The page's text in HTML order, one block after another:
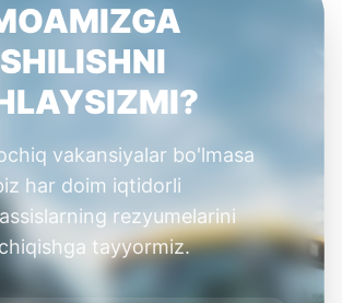
vakansiyalar bo'lmasa
har doim iqtidorli
rezyumelarini
tayyormiz.